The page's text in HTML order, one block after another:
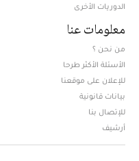
الدوريات الأخرى
معلومات عنا
من نحن ؟
الأسئلة الأكثر طرحا
للإعلان على موقعنا
بيانات قانونية
للإتصال بنا
أرشيف